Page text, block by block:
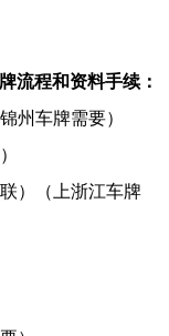
流程和资料手续：
州车牌需要）
）（上浙江车牌